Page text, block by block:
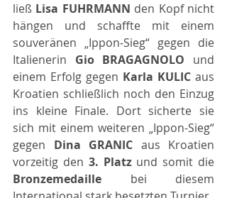
ließ Lisa FUHRMANN den Kopf nicht
hängen und schaffte mit einem
souveränen „Ippon-Sieg“ gegen die
Italienerin Gio BRAGAGNOLO und
einem Erfolg gegen Karla KULIC aus
Kroatien schließlich noch den Einzug
ins kleine Finale. Dort sicherte sie
sich mit einem weiteren „Ippon-Sieg“
gegen Dina GRANIC aus Kroatien
vorzeitig den 3. Platz
Bronzemedaille bei diesem